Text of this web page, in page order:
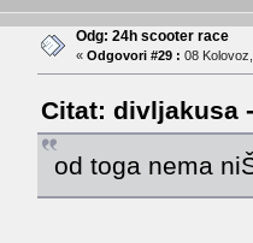
Odg: 24h scooter race
« Odgovori #29 : 08
Citat: divljakusa
od toga nema